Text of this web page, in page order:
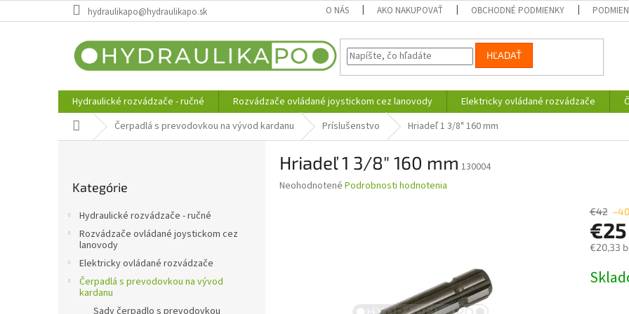
na
hydraulikapo@hydraulikapo.sk O NÁS AKO NAKUPOVAŤ OBCHODNÉ PODMIENKY
HĽADAŤ
Hydraulické rozvádzače - ručné Rozvádzače ovládané joystickom cez lanovody Elektricky ovládané rozvádzače
Domov Čerpadlá s prevodovkou na vývod kardanu Príslušenstvo Hriadeľ 1 3/8" 160 mm
kategórie
Kategórie
Hydraulické rozvádzače - ručné
Rozvádzače ovládané joystickom cez
lanovody
Elektricky ovládané rozvádzače
Čerpadlá s prevodovkou na vývod
kardanu
Sady čerpadlo s prevodovkou
Hriadeľ 1 3/8" 160 mm 130004
Priemerné
Neohodnotené Podrobnosti hodnotenia
€42
€25
€20,33
cena: